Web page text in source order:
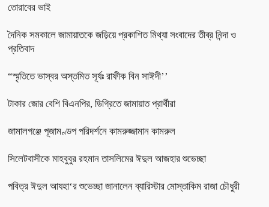
তোরাবের ভাই
দৈনিক সমকালে জামায়াতকে জড়িয়ে প্রকাশিত মিথ্যা সংবাদের তীব্র নিন্দা ও
প্রতিবাদ
“স্মৃতিতে ভাস্বর অস্তমিত সূর্যঃ রাফীক বিন সাঈদী’’
টাকার জোর বেশি বিএনপির, ডিগ্রিতে জামায়াত প্রার্থীরা
জামালগঞ্জে পূজামণ্ডপ পরিদর্শনে কামরুজ্জামান কামরুল
সিলেটবাসীকে মাহবুবুর রহমান তাসলিমের ঈদুল আজহার শুভেচ্ছা
পবিত্র ঈদুল আযহা‘র শুভেচ্ছা জানালেন ব্যারিস্টার মোস্তাকিম রাজা চৌধুরী